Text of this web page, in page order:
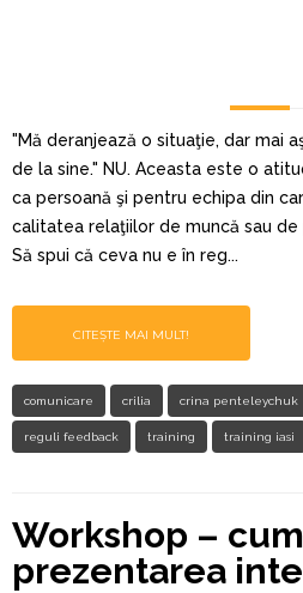
"Mă deranjează o situaţie, dar mai
de la sine." NU. Aceasta este o
ca persoană şi pentru echipa din
calitatea relaţiilor de muncă sau
Să spui că ceva nu e în reg...
CITEȘTE MAI MULT!
comunicare crilia crina penteleychuk
reguli feedback training training iasi
Workshop –
prezentarea